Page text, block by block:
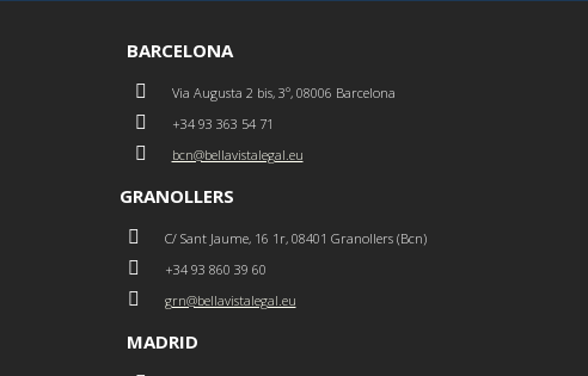
BARCELONA
Via Augusta 2 bis, 3º, 08006 Barcelona
+34 93 363 54 71
bcn@bellavistalegal.eu
GRANOLLERS
C/ Sant Jaume, 16 1r, 08401 Granollers (Bcn)
+34 93 860 39 60
grn@bellavistalegal.eu
MADRID